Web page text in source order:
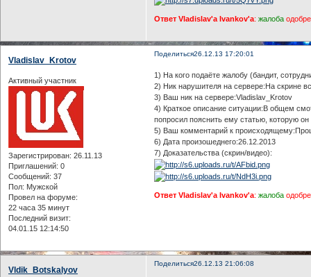
Ответ Vladislav'a Ivankov'a: жалоба
Поделиться26.12.13 17:20:01
Vladislav_Krotov
Активный участник
Зарегистрирован: 26.11.13
Приглашений: 0
Сообщений: 37
Пол: Мужской
Провел на форуме:
22 часа 35 минут
Последний визит:
04.01.15 12:14:50
1) На кого подаёте жалобу (бандит,
2) Ник нарушителя на сервере:На скрине
3) Ваш ник на сервере:Vladislav_Krotov
4) Краткое описание ситуации:В общем
попросил пояснить ему статью, которую
5) Ваш комментарий к
6) Дата произошеднего:26.12.2013
7) Доказательства (скрин/видео):
Ответ Vladislav'a Ivankov'a: жалоба
Поделиться26.12.13 21:06:08
Vldik_Botskalyov